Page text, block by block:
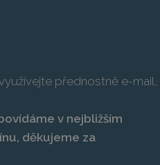
přednostně e-mail,
v nejbližším
děkujeme za